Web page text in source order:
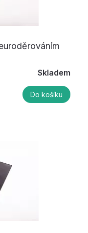
Skladem
Do košíku